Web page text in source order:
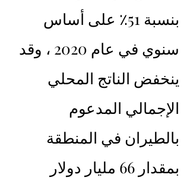
بنسبة 51٪ على أساس
سنوي في عام 2020 ، وقد
ينخفض ​​الناتج المحلي
الإجمالي المدعوم
بالطيران في المنطقة
بمقدار 66 مليار دولار